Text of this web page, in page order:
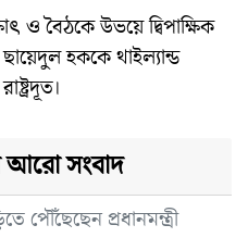
ও বৈঠকে উভয়ে দ্বিপাক্ষিক
হককে থাইল্যান্ড
আরো সংবাদ
পৌঁছেছেন প্রধানমন্ত্রী